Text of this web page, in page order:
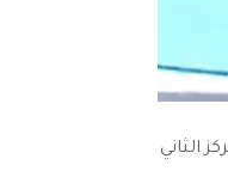
الثاني